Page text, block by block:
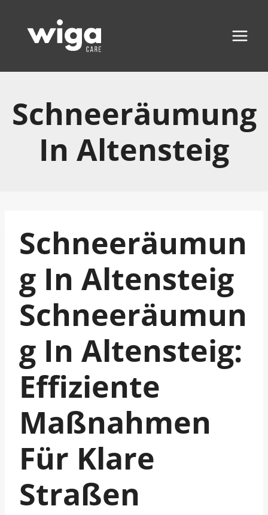
Inhalt
springen
Schneeräumung
In Altensteig
Schneeräumun
G In Altensteig
Schneeräumun
G In Altensteig:
Effiziente
Maßnahmen
Für Klare
Straßen